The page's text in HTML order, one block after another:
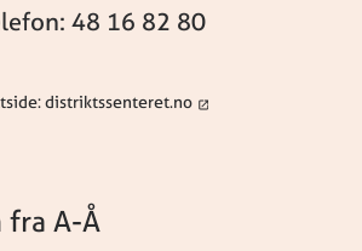
48 16 82 80
distriktssenteret.no
fra A-Å